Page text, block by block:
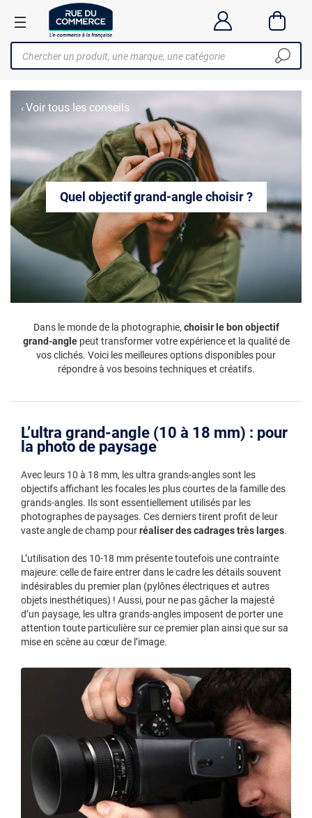
‹Voir tous les conseils
Quel objectif grand-angle choisir ?
Dans le monde de la photographie, choisir le bon objectif
grand-anglepeut transformer votre expérience et la qualité de
vos clichés. Voici les meilleures options disponibles pour
répondre à vos besoins techniques et créatifs.
L’ultra grand-angle (10 à 18 mm) : pour
la photo de paysage
Avec leurs 10 à 18 mm, les ultra grands-angles sont les
objectifs affichant les focales les plus courtes de la famille des
grands-angles. Ils sont essentiellement utilisés par les
photographes de paysages. Ces derniers tirent profit de leur
vaste angle de champ pourréaliser des cadrages très larges.
L’utilisation des 10-18 mm présente toutefois une contrainte
majeure: celle de faire entrer dans le cadre les détails souvent
indésirables du premier plan (pylônes électriques et autres
objets inesthétiques) ! Aussi, pour ne pas gâcher la majesté
d’un paysage, les ultra grands-angles imposent de porter une
attention toute particulière sur ce premier plan ainsi que sur sa
mise en scène au cœur de l’image.